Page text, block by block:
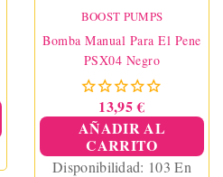
BOOST PUMPS
Bomba Manual Para El Pene
PSX04 Negro
13,95 €
AÑADIR AL
CARRITO
Disponibilidad: 103 En